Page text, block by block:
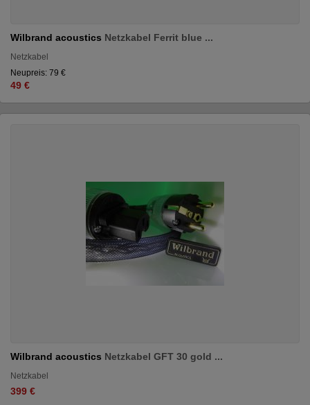
Wilbrand acoustics Netzkabel Ferrit blue ...
Netzkabel
Neupreis: 79 €
49 €
Wilbrand acoustics Netzkabel GFT 30 gold ...
Netzkabel
399 €